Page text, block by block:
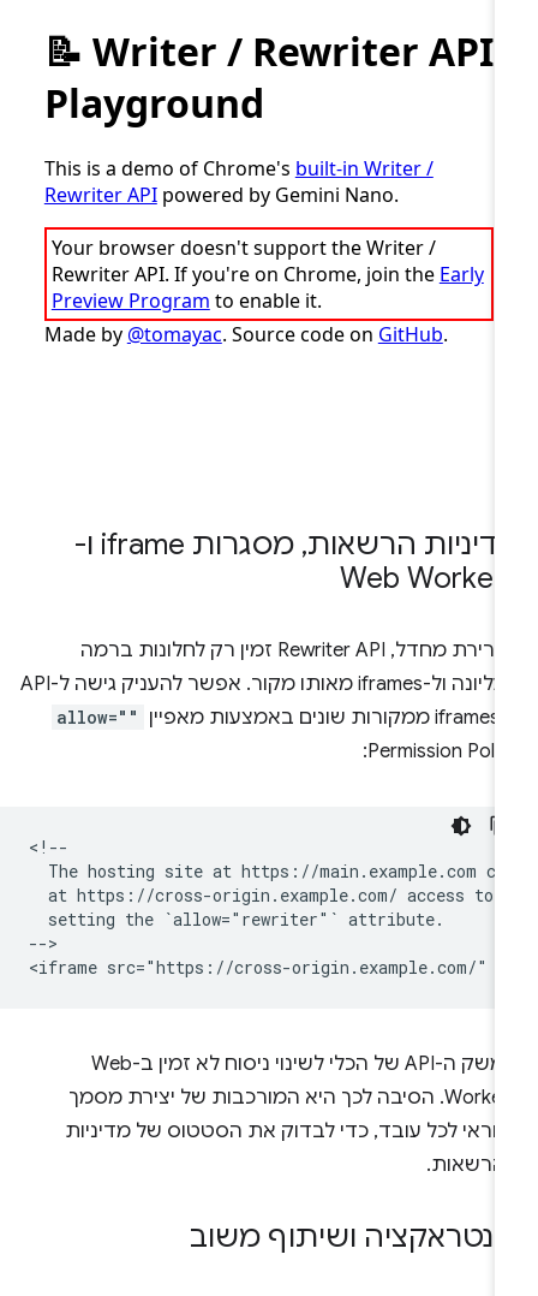
הרשאות,
מסגרות iframe ו-
Web
כברירת מחדל, Rewriter API זמין רק לחלונות ברמה
העליונה ול-iframes מאותו מקור. אפשר להעניק גישה ל-API
allow=""
Permission
<!--
The hosting site at https://main.example.com
at https://cross-origin.example.com/ access to
  setting the `allow="rewriter"` attribute.
ממשק ה-API של הכלי לשינוי ניסוח לא זמין ב-Web
Workers. הסיבה לכך היא המורכבות של יצירת מסמך
לכל עובד, כדי לבדוק את הסטטוס של מדיניות
ושיתוף משוב